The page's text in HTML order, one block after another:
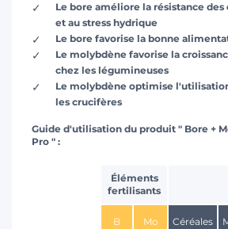
Le bore améliore la résistance
et au stress hydrique
Le bore favorise la bonne
Le molybdène favorise la
chez les légumineuses
Le molybdène optimise
les crucifères
Guide d'utilisation du produit " Bore +
Pro " :
Éléments
fertilisants
B Mo Céréales